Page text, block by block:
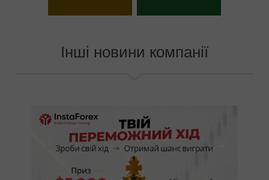
Інші новини компанії